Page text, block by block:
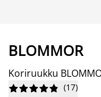
BLOMMOR
Koriruukku





 (17)